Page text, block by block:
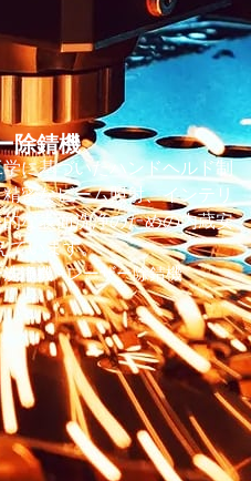
ES
AR
TR
VI
RU
KO
HU
CS
TH
PL
除錆機
に基づいたハンドヘルド制
密なビーム照射、インテリ
な表面洗浄のための内蔵安
ています。.
浄機-レーザー除錆機